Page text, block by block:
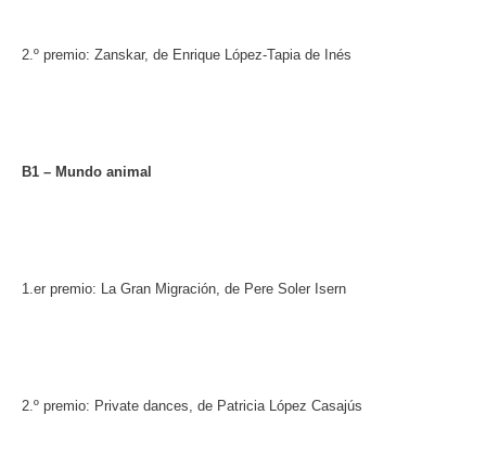
2.º premio: Zanskar, de Enrique López-Tapia de Inés
B1 – Mundo animal
1.er premio: La Gran Migración, de Pere Soler Isern
2.º premio: Private dances, de Patricia López Casajús